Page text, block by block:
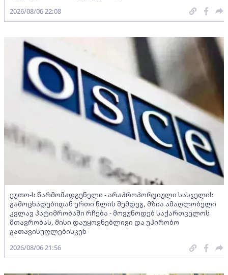
2026/08/06 22:08
ეუთო-ს წარმომადგენელი - არაპროპორციული სასჯელის
გამოცხადებიდან ერთი წლის შემდეგ, მზია ამაღლობელი
კვლავ პატიმრობაში რჩება - მოვუწოდებ საქართველოს
მთავრობას, მისი დაუყოვნებლივი და უპირობო
გათავისუფლებისკენ
2026/08/06 21:56